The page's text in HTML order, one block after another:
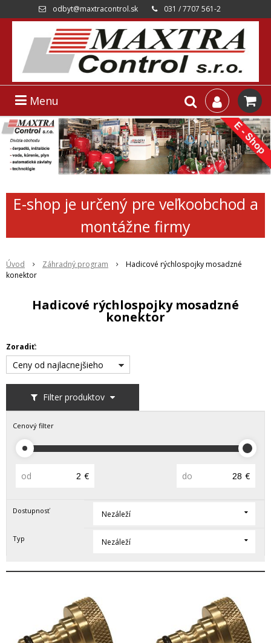
odbyt@maxtracontrol.sk 031 / 7707 561-2
Menu
E-shop je určený pre veľkoobchod a
montážne firmy
Úvod Záhradný program
Hadicové rýchlospojky mosadzné
konektor
Hadicové rýchlospojky mosadzné
konektor
Filter produktov
Zoradiť:
Ceny od najlacnejšieho
Cenový filter
od € do €
Dostupnosť Nezáleží
Typ Nezáleží